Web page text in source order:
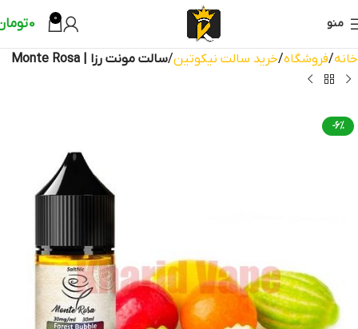
منو 0
0
خانه فروشگاه خرید سالت نیکوتین سالت مونت رزا | Monte Rosa
-6%